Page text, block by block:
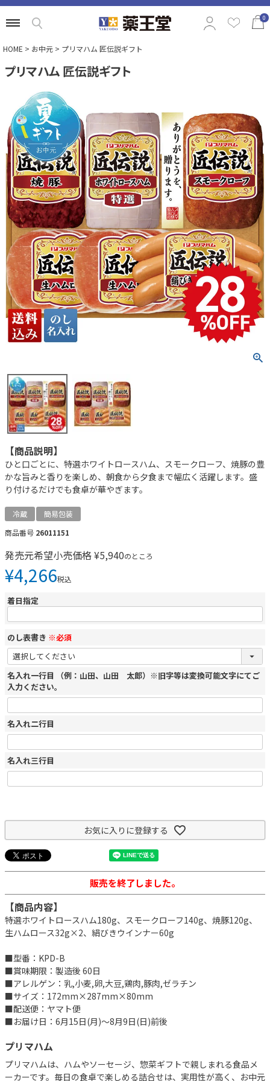
0
特集から選ぶ
商品の価格から選ぶ
定番ギフトから選ぶ
相手別のおすすめギフトから選ぶ
HOME お中元 プリマハム 匠伝説ギフト
プリマハム 匠伝説ギフト
【商品説明】
ひと口ごとに、特選ホワイトロースハム、スモークローフ、焼豚の豊
かな旨みと香りを楽しめ、朝食から夕食まで幅広く活躍します。盛
り付けるだけでも食卓が華やぎます。
冷蔵
簡易包装
商品番号 26011151
発売元希望小売価格¥5,940のところ
¥4,266税込
着日指定
のし表書き ※必須
名入れ一行目 （例：山田、山田 太郎）※旧字等は変換可能文字にてご
入力ください。
名入れ二行目
名入れ三行目
お気に入りに登録する
販売を終了しました。
【商品内容】
特選ホワイトロースハム180g、スモークローフ140g、焼豚120g、
生ハムロース32g×2、絹びきウインナー60g
■型番：KPD-B
■賞味期限：製造後 60日
■アレルゲン：乳,小麦,卵,大豆,鶏肉,豚肉,ゼラチン
■サイズ：172mm×287mm×80mm
■配送便：ヤマト便
■お届け日：6月15日(月)～8月9日(日)前後
プリマハム
プリマハムは、ハムやソーセージ、惣菜ギフトで親しまれる食品メ
ーカーです。毎日の食卓で楽しめる詰合せは、実用性が高く、お中元